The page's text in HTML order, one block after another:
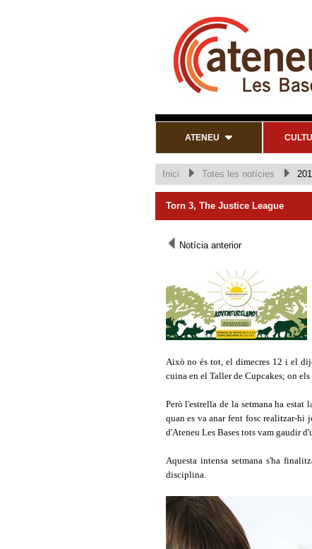
ATENEU
Inici Totes les notícies
Torn 3, The Justice League
Notícia anterior
Això no és tot, el dimecres 12 i el
cuina en el Taller de Cupcakes; on
Però l'estrella de la setmana ha
quan es va anar fent fosc realitzar-
d'Ateneu Les Bases tots vam gaudir
Aquesta intensa setmana s'ha
disciplina.